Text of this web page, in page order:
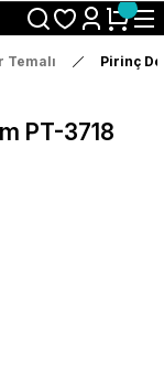
İndirimi Kaçırma
Temalı Pirinç
PT-3718